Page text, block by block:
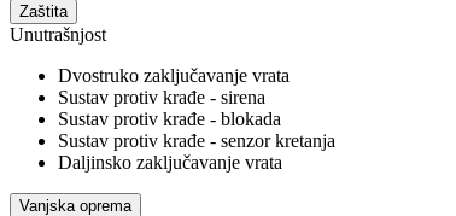
Zaštita
Unutrašnjost
Dvostruko zaključavanje vrata
Sustav protiv krađe - sirena
Sustav protiv krađe - blokada
Sustav protiv krađe - senzor kretanja
Daljinsko zaključavanje vrata
Vanjska oprema